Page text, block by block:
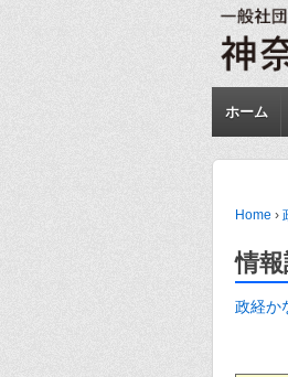
ホーム
Home ›
情
政経か